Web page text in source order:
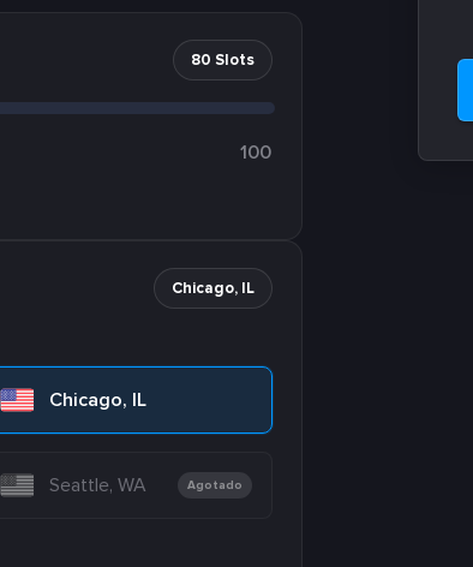
80 Slots
100
Chicago, IL
Chicago, IL
Seattle, WA Agotado